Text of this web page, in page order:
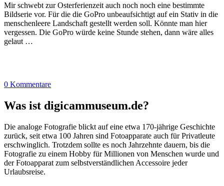
Mir schwebt zur Osterferienzeit auch noch noch eine bestimmte
Bildserie vor. Für die die GoPro unbeaufsichtigt auf ein Stativ in die
menschenleere Landschaft gestellt werden soll. Könnte man hier
vergessen. Die GoPro würde keine Stunde stehen, dann wäre alles
gelaut …
0 Kommentare
Was ist digicammuseum.de?
Die analoge Fotografie blickt auf eine etwa 170-jährige Geschichte
zurück, seit etwa 100 Jahren sind Fotoapparate auch für Privatleute
erschwinglich. Trotzdem sollte es noch Jahrzehnte dauern, bis die
Fotografie zu einem Hobby für Millionen von Menschen wurde und
der Fotoapparat zum selbstverständlichen Accessoire jeder
Urlaubsreise.